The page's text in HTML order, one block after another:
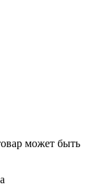
может быть